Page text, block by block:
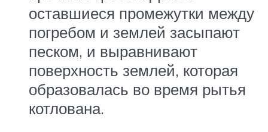
оставшиеся промежутки между
погребом и землей засыпают
песком, и выравнивают
поверхность землей, которая
образовалась во время рытья
котлована.